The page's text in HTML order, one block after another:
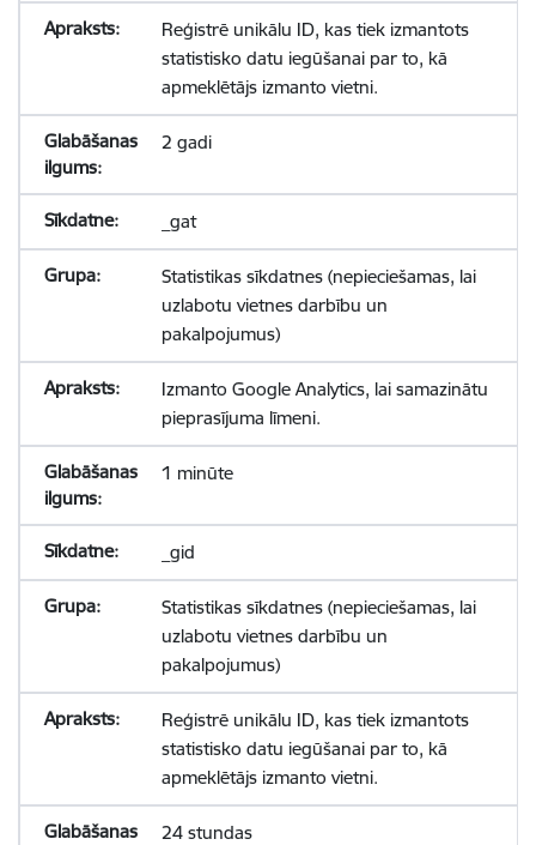
Reģistrē unikālu ID, kas tiek izmantots
statistisko datu iegūšanai par to, kā
apmeklētājs izmanto vietni.
2 gadi
_gat
Statistikas sīkdatnes (nepieciešamas, lai
uzlabotu vietnes darbību un
pakalpojumus)
Izmanto Google Analytics, lai samazinātu
pieprasījuma līmeni.
1 minūte
_gid
Statistikas sīkdatnes (nepieciešamas, lai
uzlabotu vietnes darbību un
pakalpojumus)
Reģistrē unikālu ID, kas tiek izmantots
statistisko datu iegūšanai par to, kā
apmeklētājs izmanto vietni.
24 stundas